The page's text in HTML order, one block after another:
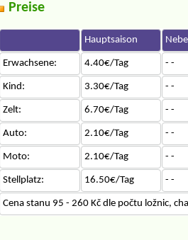
Preise
Hauptsaison
Erwachsene: 4.40€/Tag - -
Kind: 3.30€/Tag - -
Zelt: 6.70€/Tag - -
Auto: 2.10€/Tag - -
Moto: 2.10€/Tag - -
Stellplatz: 16.50€/Tag - -
Cena stanu 95 - 260 Kč dle počtu ložnic,